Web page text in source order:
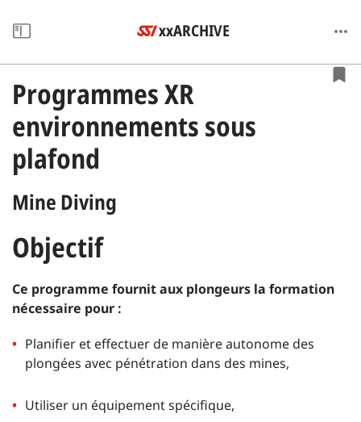
xxARCHIVE
Programmes XR
environnements sous
plafond
Mine Diving
Objectif
Ce programme fournit aux plongeurs la formation
nécessaire pour :
Planifier et effectuer de manière autonome des
plongées avec pénétration dans des mines,
Utiliser un équipement spécifique,